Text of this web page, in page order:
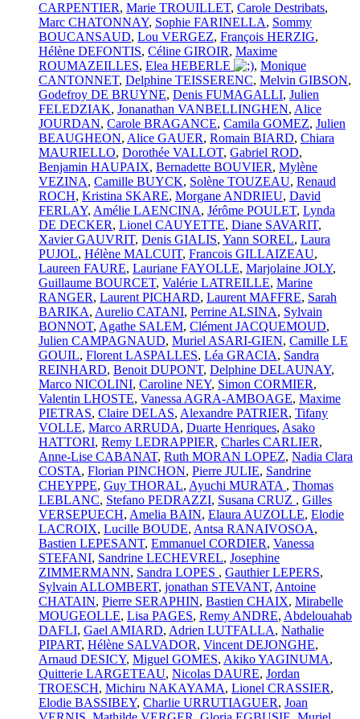
CARPENTIER, Marie TROUILLET, Carole Destribats,
Marc CHATONNAY, Sophie FARINELLA, Sommy
BOUCANSAUD, Lou VERGEZ, François HERZIG,
Hélène DEFONTIS, Céline GIROIR, Maxime
ROUMAZEILLES, Elea HEBERLE , Monique
CANTONNET, Delphine TEISSERENC, Melvin GIBSON,
Godefroy DE BRUYNE, Denis FUMAGALLI, Julien
FELEDZIAK, Jonanathan VANBELLINGHEN, Alice
JOURDAN, Carole BRAGANCE, Camila GOMEZ, Julien
BEAUGHEON, Alice GAUER, Romain BIARD, Chiara
MAURIELLO, Dorothée VALLOT, Gabriel ROD,
Benjamin HAUPAIX, Bernadette BOUVIER, Mylène
VEZINA, Camille BUYCK, Solène TOUZEAU, Renaud
ROCH, Kristina SKARE, Morgane ANDRIEU, David
FERLAY, Amélie LAENCINA, Jérôme POULET, Lynda
DE DECKER, Lionel CAUYETTE, Diane SAVARIT,
Xavier GAUVRIT, Denis GIALIS, Yann SOREL, Laura
PUJOL, Hélène MALCUIT, Francois GILLAIZEAU,
Laureen FAURE, Lauriane FAYOLLE, Marjolaine JOLY,
Guillaume BOURCET, Valérie LATREILLE, Marine
RANGER, Laurent PICHARD, Laurent MAFFRE, Sarah
BARIKA, Aurelio CATANI, Perrine ALSINA, Sylvain
BONNOT, Agathe SALEM, Clément JACQUEMOUD,
Julien CAMPAGNAUD, Muriel ASARI-GIEN, Camille LE
GOUIL, Florent LASPALLES, Léa GRACIA, Sandra
REINHARD, Benoit DUPONT, Delphine DELAUNAY,
Marco NICOLINI, Caroline NEY, Simon CORMIER,
Valentin LHOSTE, Vanessa AGRA-AMBOAGE, Maxime
PIETRAS, Claire DELAS, Alexandre PATRIER, Tifany
VOLLE, Marco ARRUDA, Duarte Henriques, Asako
HATTORI, Remy LEDRAPPIER, Charles CARLIER,
Anne-Lise CABANAT, Ruth MORAN LOPEZ, Nadia Clara
COSTA, Florian PINCHON, Pierre JULIE, Sandrine
CHEYPPE, Guy THORAL, Ayuchi MURATA , Thomas
LEBLANC, Stefano PEDRAZZI, Susana CRUZ , Gilles
VERSEPUECH, Amelia BAIN, Elaura AUZOLLE, Elodie
LACROIX, Lucille BOUDE, Antsa RANAIVOSOA,
Bastien LEPESANT, Emmanuel CORDIER, Vanessa
STEFANI, Sandrine LECHEVREL, Josephine
ZIMMERMANN, Sandra LOPES , Gauthier LEPERS,
Sylvain ALLOMBERT, jonathan STEVANT, Antoine
CHATAIN, Pierre SERAPHIN, Bastien CHAIX, Mirabelle
MOUGEOLLE, Lisa PAGES, Remy ANDRE, Abdelouahab
DAFLI, Gael AMIARD, Adrien LUTFALLA, Nathalie
PIPART, Hélène SALVADOR, Vincent DEJONGHE,
Arnaud DESICY, Miguel GOMES, Akiko YAGINUMA,
Quitterie LARGETEAU, Nicolas DAURE, Jordan
TROESCH, Michiru NAKAYAMA, Lionel CRASSIER,
Elodie BASSIBEY, Charlie URRUTIAGUER, Joan